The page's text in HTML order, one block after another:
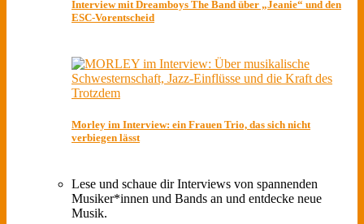
Interview mit Dreamboys The Band über „Jeanie“ und den
ESC-Vorentscheid
Morley im Interview: ein Frauen Trio, das sich nicht
verbiegen lässt
Lese und schaue dir Interviews von spannenden
Musiker*innen und Bands an und entdecke neue
Musik.